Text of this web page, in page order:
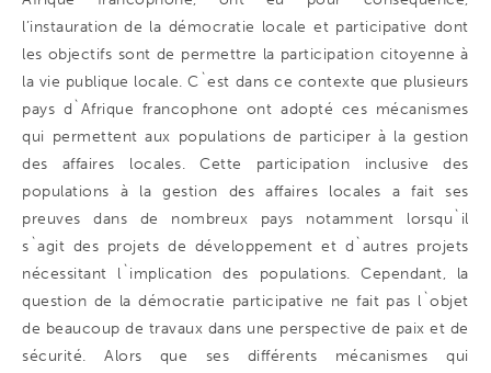
l’instauration de la démocratie locale et participative dont
les objectifs sont de permettre la participation citoyenne à
la vie publique locale. C`est dans ce contexte que plusieurs
pays d`Afrique francophone ont adopté ces mécanismes
qui permettent aux populations de participer à la gestion
des affaires locales. Cette participation inclusive des
populations à la gestion des affaires locales a fait ses
preuves dans de nombreux pays notamment lorsqu`il
s`agit des projets de développement et d`autres projets
nécessitant l`implication des populations. Cependant, la
question de la démocratie participative ne fait pas l`objet
de beaucoup de travaux dans une perspective de paix et de
sécurité. Alors que ses différents mécanismes qui